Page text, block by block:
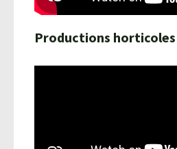
Productions horticoles